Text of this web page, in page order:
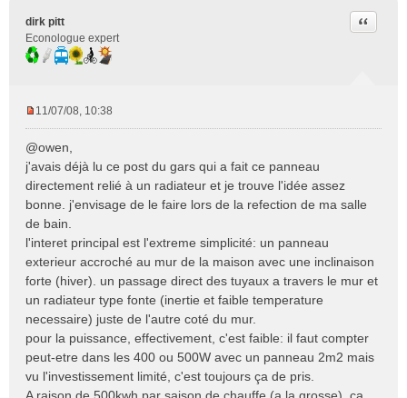
dirk pitt
Econologue expert
Citer
s
s
a
g
e
n
l
u
11/07/08, 10:38
@owen,
j'avais déjà lu ce post du gars qui a fait ce panneau
directement relié à un radiateur et je trouve l'idée assez
bonne. j'envisage de le faire lors de la refection de ma salle
de bain.
l'interet principal est l'extreme simplicité: un panneau
exterieur accroché au mur de la maison avec une inclinaison
forte (hiver). un passage direct des tuyaux a travers le mur et
un radiateur type fonte (inertie et faible temperature
necessaire) juste de l'autre coté du mur.
pour la puissance, effectivement, c'est faible: il faut compter
peut-etre dans les 400 ou 500W avec un panneau 2m2 mais
vu l'investissement limité, c'est toujours ça de pris.